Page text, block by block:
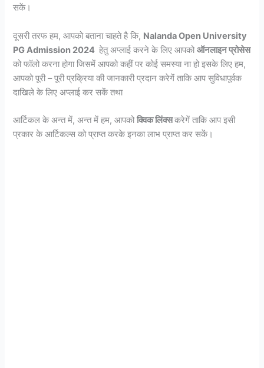
सकें।
दूसरी तरफ हम, आपको बताना चाहते है कि, Nalanda Open University
PG Admission 2024 हेतु अप्लाई करने के लिए आपकोऑनलाइन प्रोसेस
को फॉलो करना होगा जिसमें आपको कहीं पर कोई समस्या ना हो इसके लिए हम,
आपको पूरी – पूरी प्रक्रिया की जानकारी प्रदान करेगें ताकि आप सुविधापूर्वक
दाखिले के लिए अप्लाई कर सकें तथा
आर्टिकल के अन्त में, अन्त में हम, आपकोक्विक लिंक्सकरेगें ताकि आप इसी
प्रकार के आर्टिकल्स को प्राप्त करके इनका लाभ प्राप्त कर सकें।